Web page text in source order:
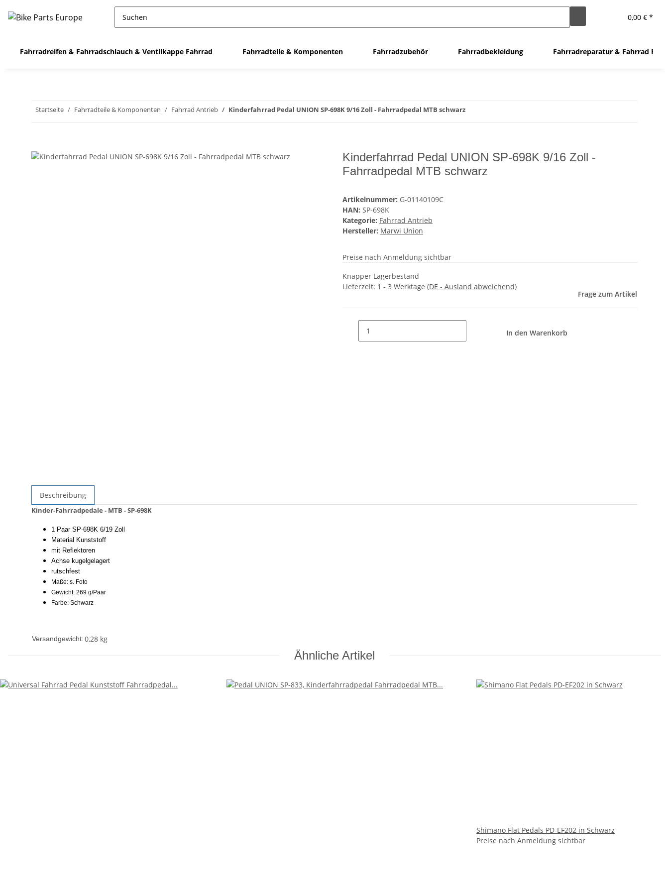
0,00 € *
Fahrradreifen & Fahrradschlauch & Ventilkappe Fahrrad Fahrradteile & Komponenten Fahrradzubehör Fahrradbekleidung Fahrradreparatur & Fahrrad
Startseite Fahrradteile & Komponenten Fahrrad Antrieb Kinderfahrrad Pedal UNION SP-698K 9/16 Zoll - Fahrradpedal MTB schwarz
Kinderfahrrad Pedal UNION SP-698K 9/16 Zoll -
Fahrradpedal MTB schwarz
Artikelnummer: G-01140109C
HAN: SP-698K
Kategorie: Fahrrad Antrieb
Hersteller: Marwi Union
Preise nach Anmeldung sichtbar
Knapper Lagerbestand
Lieferzeit: 1 - 3 Werktage (DE - Ausland abweichend)
Frage zum Artikel
In den Warenkorb
Beschreibung
Kinder-Fahrradpedale - MTB - SP-698K
1 Paar SP-698K 6/19 Zoll
Material Kunststoff
mit Reflektoren
Achse kugelgelagert
rutschfest
Maße: s. Foto
Gewicht: 269 g/Paar
Farbe: Schwarz
Versandgewicht:0,28 kg
Ähnliche Artikel
Shimano Flat Pedals PD-EF202 in Schwarz
Preise nach Anmeldung sichtbar